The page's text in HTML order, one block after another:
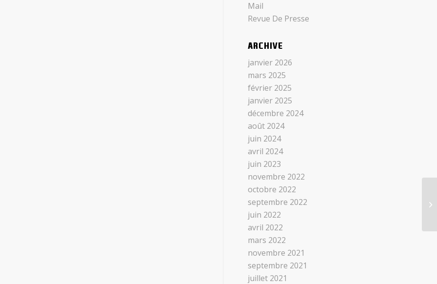
Mail
Revue De Presse
ARCHIVE
janvier 2026
mars 2025
février 2025
janvier 2025
décembre 2024
août 2024
juin 2024
avril 2024
juin 2023
novembre 2022
octobre 2022
septembre 2022
juin 2022
avril 2022
mars 2022
novembre 2021
septembre 2021
juillet 2021
IF